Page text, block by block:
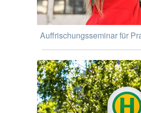
Auffrischungsseminar für